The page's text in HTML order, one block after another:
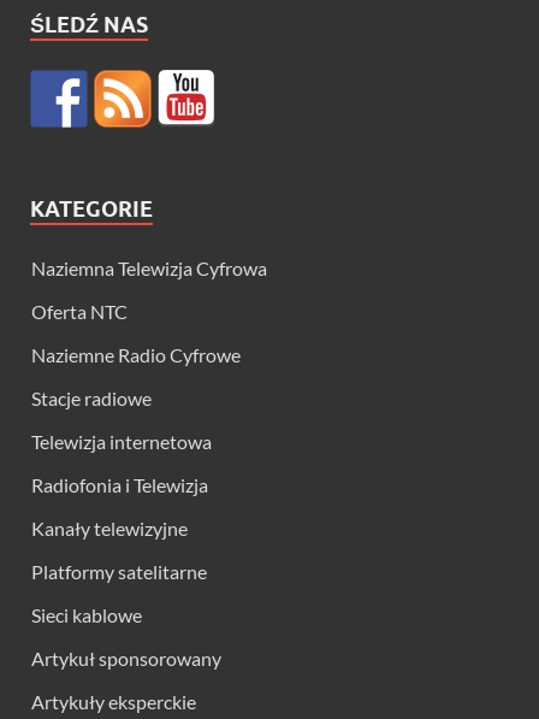
ŚLEDŹ NAS
KATEGORIE
Naziemna Telewizja Cyfrowa
Oferta NTC
Naziemne Radio Cyfrowe
Stacje radiowe
Telewizja internetowa
Radiofonia i Telewizja
Kanały telewizyjne
Platformy satelitarne
Sieci kablowe
Artykuł sponsorowany
Artykuły eksperckie